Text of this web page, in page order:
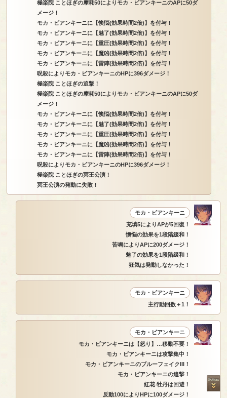
極楽院 ことほぎの摩耗50によりモカ・ビアンキーニのAPに50ダ
メージ！
モカ・ビアンキーニに【懊悩(効果時間2倍)】を付与！
モカ・ビアンキーニに【魅了(効果時間2倍)】を付与！
モカ・ビアンキーニに【重圧(効果時間2倍)】を付与！
モカ・ビアンキーニに【魔凶(効果時間2倍)】を付与！
モカ・ビアンキーニに【雷陣(効果時間2倍)】を付与！
呪殺によりモカ・ビアンキーニのHPに396ダメージ！
極楽院 ことほぎの追撃！
極楽院 ことほぎの摩耗50によりモカ・ビアンキーニのAPに50ダ
メージ！
モカ・ビアンキーニに【懊悩(効果時間2倍)】を付与！
モカ・ビアンキーニに【魅了(効果時間2倍)】を付与！
モカ・ビアンキーニに【重圧(効果時間2倍)】を付与！
モカ・ビアンキーニに【魔凶(効果時間2倍)】を付与！
モカ・ビアンキーニに【雷陣(効果時間2倍)】を付与！
呪殺によりモカ・ビアンキーニのHPに396ダメージ！
極楽院 ことほぎの冥王公演！
冥王公演の発動に失敗！
モカ・ビアンキーニ
充填5によりAPが5回復！
懊悩の効果を1段階緩和！
苦鳴によりAPに200ダメージ！
魅了の効果を1段階緩和！
狂気は発動しなかった！
モカ・ビアンキーニ
主行動回数＋1！
モカ・ビアンキーニ
モカ・ビアンキーニは【怒り】…移動不要！
モカ・ビアンキーニは攻撃集中！
モカ・ビアンキーニのブルーフェイクIII！
モカ・ビアンキーニの追撃！
紅花 牡丹は回避！
反動100によりHPに100ダメージ！